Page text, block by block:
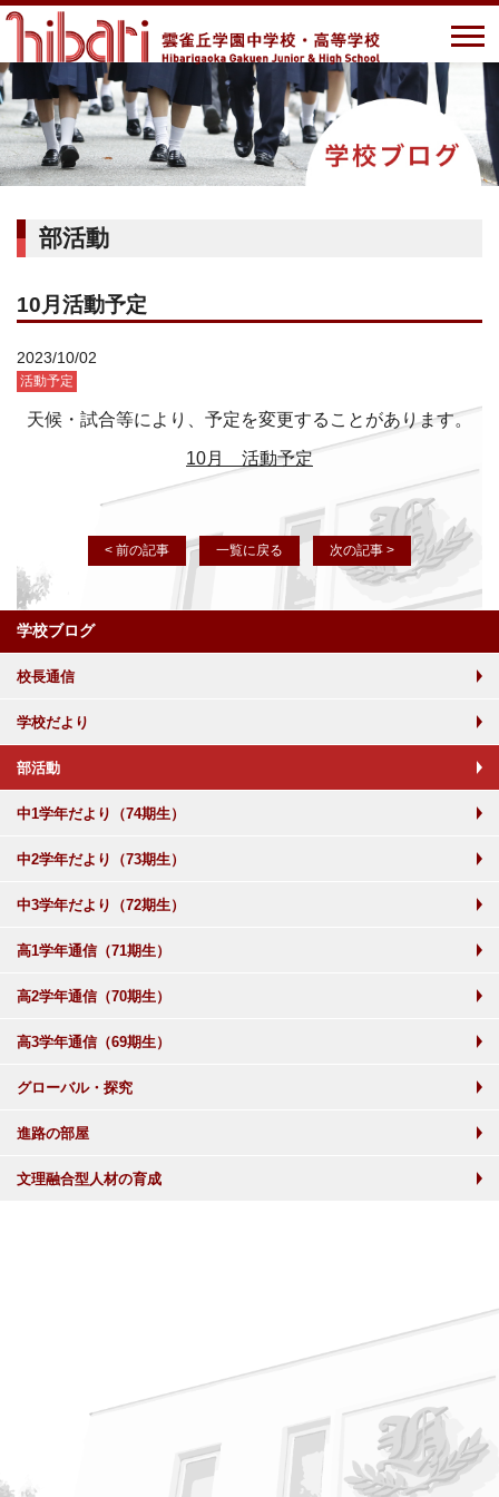
部活動
10月活動予定
2023/10/02
活動予定
天候・試合等により、予定を変更することがあります。
10月 活動予定
< 前の記事 一覧に戻る 次の記事 >
学校ブログ
校長通信
学校だより
部活動
中1学年だより（74期生）
中2学年だより（73期生）
中3学年だより（72期生）
高1学年通信（71期生）
高2学年通信（70期生）
高3学年通信（69期生）
グローバル・探究
進路の部屋
文理融合型人材の育成